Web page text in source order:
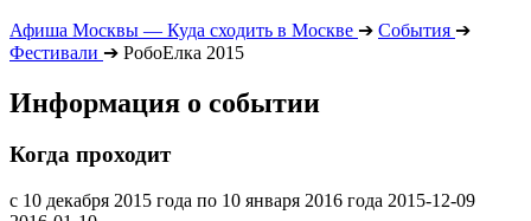
Афиша Москвы — Куда сходить в Москве ➔ События ➔
Фестивали ➔ РобоЕлка 2015
Информация о событии
Когда проходит
с 10 декабря 2015 года по 10 января 2016 года 2015-12-09